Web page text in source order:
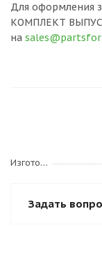
Для оформления
КОМПЛЕКТ
на
Изготовитель
Задать